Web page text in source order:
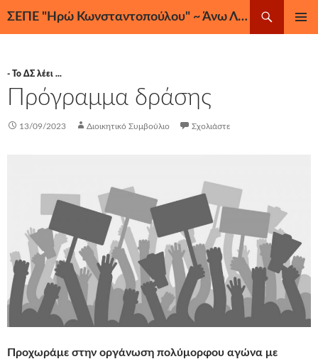
ΣΕΠΕ "Ηρώ Κωνσταντοπούλου" ~ Άνω Λιόσια, Ζεφύρι, Φυλή
- Το ΔΣ λέει ...
Πρόγραμμα δράσης
13/09/2023 Διοικητικό Συμβούλιο Σχολιάστε
Προχωράμε στην οργάνωση πολύμορφου αγώνα με